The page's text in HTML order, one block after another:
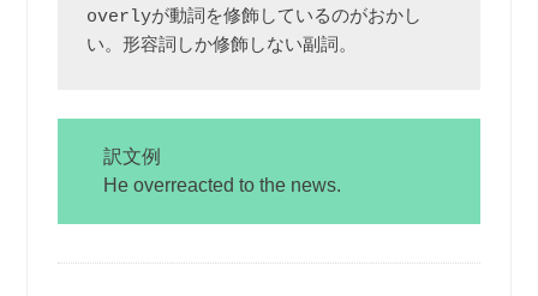
overlyが動詞を修飾しているのがおかし
い。形容詞しか修飾しない副詞。
訳文例
He overreacted to the news.